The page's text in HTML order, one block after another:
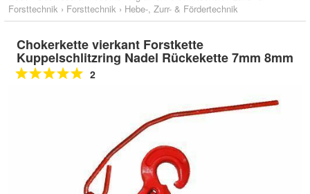
Forsttechnik › Forsttechnik › Hebe-, Zurr- & Fördertechnik
Chokerkette vierkant Forstkette
Kuppelschlitzring Nadel Rückekette 7mm 8mm
2